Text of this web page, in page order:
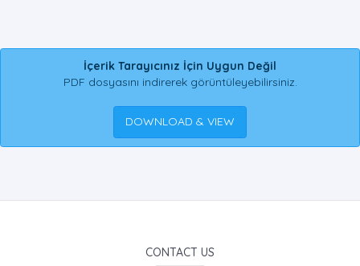
İçerik Tarayıcınız İçin Uygun Değil
PDF dosyasını indirerek görüntüleyebilirsiniz.
DOWNLOAD & VIEW
CONTACT US